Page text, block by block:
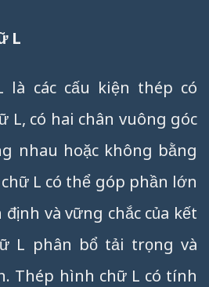
L
là các cấu kiện thép có
L, có hai chân vuông góc
nhau hoặc không bằng
L có thể góp phần lớn
định và vững chắc của kết
L phân bổ tải trọng và
Thép hình chữ L có tính